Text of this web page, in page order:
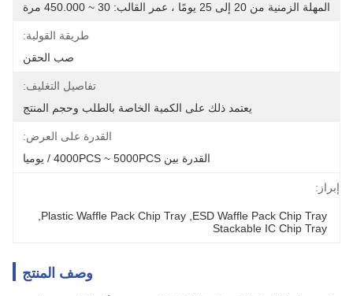
المهلة الزمنية من 20 إلى 25 يومًا ، عمر القالب: 30 ~ 450.000 مرة
طريقة القولبة:
صب الحقن
تفاصيل التغليف:
يعتمد ذلك على الكمية الخاصة بالطلب وحجم المنتج
القدرة على العرض:
القدرة بين 4000PCS ~ 5000PCS / يوميا
إبراز:
ESD Waffle Pack Chip Tray
,
Plastic Waffle Pack Chip Tray
,
Stackable IC Chip Tray
وصف المنتج